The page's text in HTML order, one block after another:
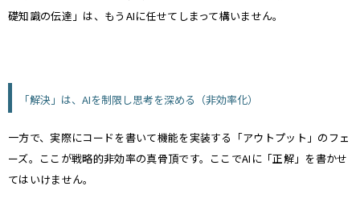
礎知識の伝達」は、もうAIに任せてしまって構いません。
「解決」は、AIを制限し思考を深める（非効率化）
一方で、実際にコードを書いて機能を実装する「アウトプット」のフェ
ーズ。ここが戦略的非効率の真骨頂です。ここでAIに「正解」を書かせ
てはいけません。